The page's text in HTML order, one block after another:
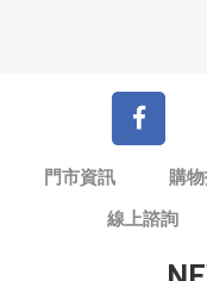
門市資訊 購
線上諮詢